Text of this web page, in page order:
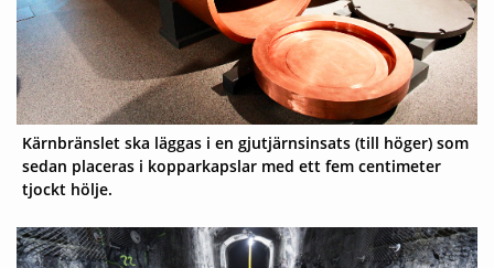
Kärnbränslet ska läggas i en gjutjärnsinsats (till höger) som
sedan placeras i kopparkapslar med ett fem centimeter
tjockt hölje.